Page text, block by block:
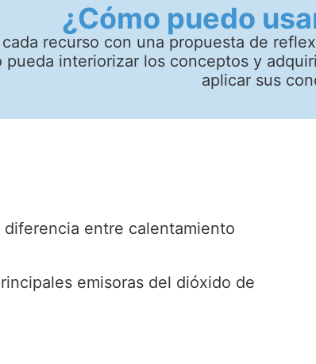
¿Cómo puedo
recurso con una propuesta de
pueda interiorizar los conceptos y
aplicar sus
entre calentamiento
emisoras del dióxido de